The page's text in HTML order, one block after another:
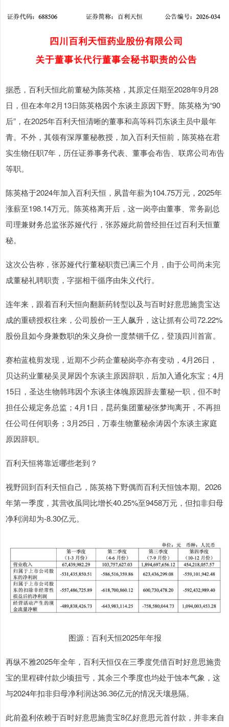
据悉，百利天恒此前董秘为陈英格，其原定任期至2028年9月28
日，但在本年2月13日陈英格因个东谈主原因下野。陈英格为“90
后”，在2025年百利天恒清晰的董事和高等科罚东谈主员中最年
青。不外，其领有深厚董秘教授，加入百利天恒前，陈英格在君
实生物任职7年，历任证券事务代表、董事会布告、联席公司布告
等职。
陈英格于2024年加入百利天恒，夙昔年薪为104.75万元，2025年
涨薪至198.14万元。陈英格离开后，这一岗亭由董事、常务副总
司理兼财务总监张苏娅代行，张苏娅此前曾经担任过百利天恒董
秘。
这次公告称，张苏娅代行董秘职责已满三个月，由于公司尚未完
成董秘礼聘职责，字据相干循序由朱义代行。
连年来，跟着百利天恒向翻新药转型以及与百时好意思施贵宝达
成的重磅授权往来，公司股价一王人飙升，这让抓有公司72.22%
股份且如今身兼数职的朱义身价一度禁锢千亿，登顶四川首富。
赛柏蓝梳剪发现，近期不少药企董秘岗亭亦有变动，4月26日，
贝达药业董秘吴灵犀因个东谈主原因辞职，后加入通化东宝；4月
15日，圣达生物韩玮因个东谈主体魄原因辞去董秘一职，但不时
担任公规定务总监；4月1日，昆药集团董秘张梦珣离开，不再担
任公司任何职务；3月25日，万泰生物董秘余涛因个东谈主家庭
原因辞职。
百利天恒将靠近哪些老到？
视野回到百利天恒自己，陈英格下野偶而百利天恒蚀本期。2026
年第一季度，其营收虽同比增长40.25%至9458万元，但扣非归母
净利润却为-8.30亿元。
图源：百利天恒2025年年报
再纵不雅2025年全年，百利天恒仅在三季度凭借百时好意思施贵
宝的里程碑付款少顷扭亏，其余三个季度也均处于蚀本气象，这
与2024年扣非归母净利润达36.36亿元的情况天壤悬隔。
此前盈利依赖于百时好意思施贵宝8亿好意思元首付款，并非来自